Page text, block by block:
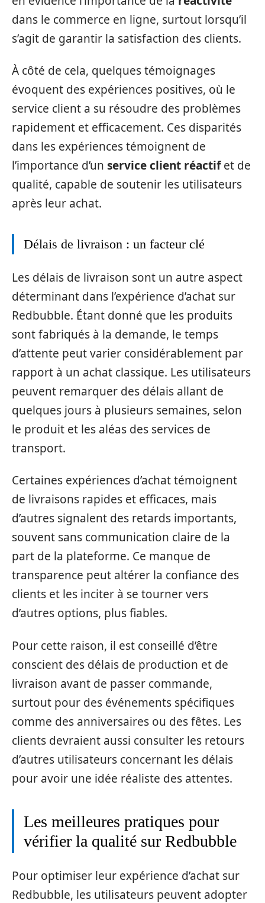
dans le commerce en ligne, surtout lorsqu’il
s’agit de garantir la satisfaction des clients.
À côté de cela, quelques témoignages
évoquent des expériences positives, où le
service client a su résoudre des problèmes
rapidement et efficacement. Ces disparités
dans les expériences témoignent de
l’importance d’un service client réactifet de
qualité, capable de soutenir les utilisateurs
après leur achat.
Délais de livraison : un facteur clé
Les délais de livraison sont un autre aspect
déterminant dans l’expérience d’achat sur
Redbubble. Étant donné que les produits
sont fabriqués à la demande, le temps
d’attente peut varier considérablement par
rapport à un achat classique. Les utilisateurs
peuvent remarquer des délais allant de
quelques jours à plusieurs semaines, selon
le produit et les aléas des services de
transport.
Certaines expériences d’achat témoignent
de livraisons rapides et efficaces, mais
d’autres signalent des retards importants,
souvent sans communication claire de la
part de la plateforme. Ce manque de
transparence peut altérer la confiance des
clients et les inciter à se tourner vers
d’autres options, plus fiables.
Pour cette raison, il est conseillé d’être
conscient des délais de production et de
livraison avant de passer commande,
surtout pour des événements spécifiques
comme des anniversaires ou des fêtes. Les
clients devraient aussi consulter les retours
d’autres utilisateurs concernant les délais
pour avoir une idée réaliste des attentes.
Les meilleures pratiques pour
vérifier la qualité sur Redbubble
Pour optimiser leur expérience d’achat sur
Redbubble, les utilisateurs peuvent adopter